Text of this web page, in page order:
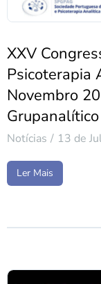
XXV
Psicoterapia
Novembro
Notícias 13 de
Ler Mais